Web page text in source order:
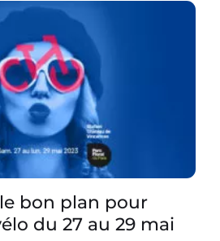
bon plan pour
du 27 au 29 mai